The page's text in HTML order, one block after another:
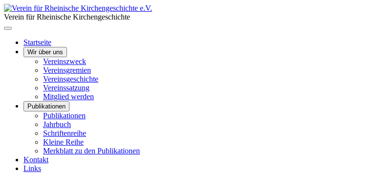
Verein für Rheinische Kirchengeschichte
Startseite
Wir über uns
Vereinszweck
Vereinsgremien
Vereinsgeschichte
Vereinssatzung
Mitglied werden
Publikationen
Publikationen
Jahrbuch
Schriftenreihe
Kleine Reihe
Merkblatt zu den Publikationen
Kontakt
Links